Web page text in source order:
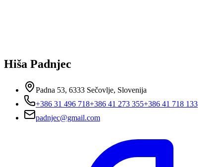
Hiša Padnjec
Padna 53, 6333 Sečovlje, Slovenija
+386 31 496 718+386 41 273 355+386 41 718 133
padnjec@gmail.com